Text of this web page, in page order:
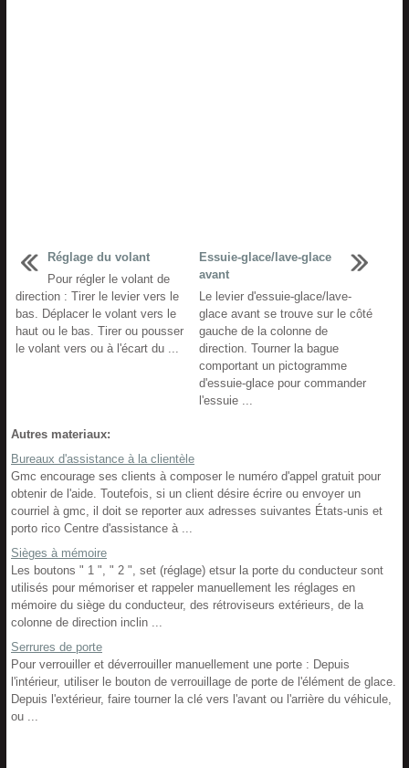
Réglage du volant
Pour régler le volant de
direction : Tirer le levier vers le
bas. Déplacer le volant vers le
haut ou le bas. Tirer ou pousser
le volant vers ou à l'écart du ...
Essuie-glace/lave-glace
avant
Le levier d'essuie-glace/lave-
glace avant se trouve sur le côté
gauche de la colonne de
direction. Tourner la bague
comportant un pictogramme
d'essuie-glace pour commander
l'essuie ...
Autres materiaux:
Bureaux d'assistance à la clientèle
Gmc encourage ses clients à composer le numéro d'appel gratuit pour
obtenir de l'aide. Toutefois, si un client désire écrire ou envoyer un
courriel à gmc, il doit se reporter aux adresses suivantes États-unis et
porto rico Centre d'assistance à ...
Sièges à mémoire
Les boutons " 1 ", " 2 ", set (réglage) etsur la porte du conducteur sont
utilisés pour mémoriser et rappeler manuellement les réglages en
mémoire du siège du conducteur, des rétroviseurs extérieurs, de la
colonne de direction inclin ...
Serrures de porte
Pour verrouiller et déverrouiller manuellement une porte : Depuis
l'intérieur, utiliser le bouton de verrouillage de porte de l'élément de glace.
Depuis l'extérieur, faire tourner la clé vers l'avant ou l'arrière du véhicule,
ou ...